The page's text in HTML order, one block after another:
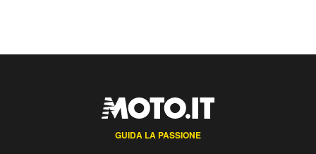
GUIDA LA PASSIONE